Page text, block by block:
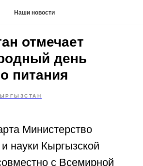
Наши новости
отмечает
день
питания
Министерство
науки Кыргызской
с Всемирной